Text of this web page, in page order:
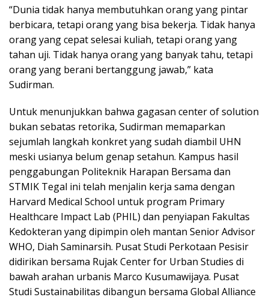
“Dunia tidak hanya membutuhkan orang yang pintar
berbicara, tetapi orang yang bisa bekerja. Tidak hanya
orang yang cepat selesai kuliah, tetapi orang yang
tahan uji. Tidak hanya orang yang banyak tahu, tetapi
orang yang berani bertanggung jawab,” kata
Sudirman.
Untuk menunjukkan bahwa gagasan center of solution
bukan sebatas retorika, Sudirman memaparkan
sejumlah langkah konkret yang sudah diambil UHN
meski usianya belum genap setahun. Kampus hasil
penggabungan Politeknik Harapan Bersama dan
STMIK Tegal ini telah menjalin kerja sama dengan
Harvard Medical School untuk program Primary
Healthcare Impact Lab (PHIL) dan penyiapan Fakultas
Kedokteran yang dipimpin oleh mantan Senior Advisor
WHO, Diah Saminarsih. Pusat Studi Perkotaan Pesisir
didirikan bersama Rujak Center for Urban Studies di
bawah arahan urbanis Marco Kusumawijaya. Pusat
Studi Sustainabilitas dibangun bersama Global Alliance